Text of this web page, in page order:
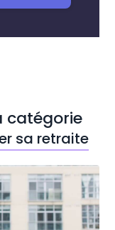
catégorie
sa retraite